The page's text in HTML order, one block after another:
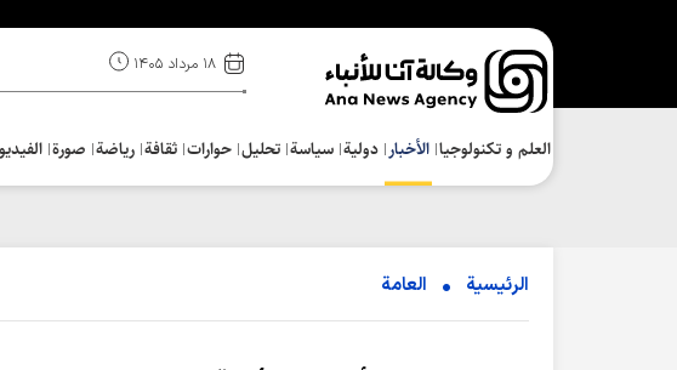
۱۸ مرداد ۱۴۰۵
العلم و تکنولوجیا الأخبار دولية سياسة تحلیل حوارات ثقافة رياضة صورة الفيديو
الرئيسية العامة